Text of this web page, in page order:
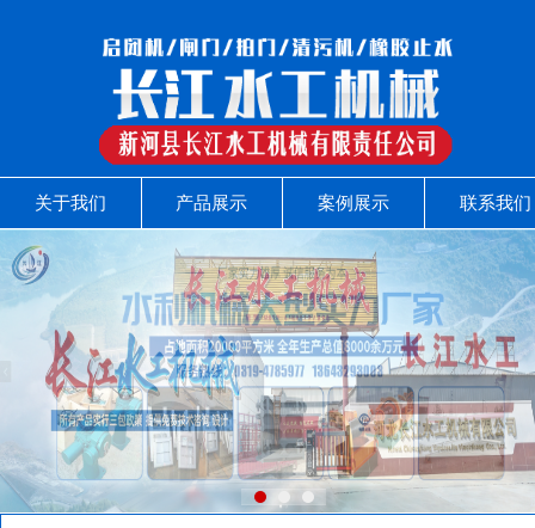
关于我们 产品展示 案例展示 联系我们